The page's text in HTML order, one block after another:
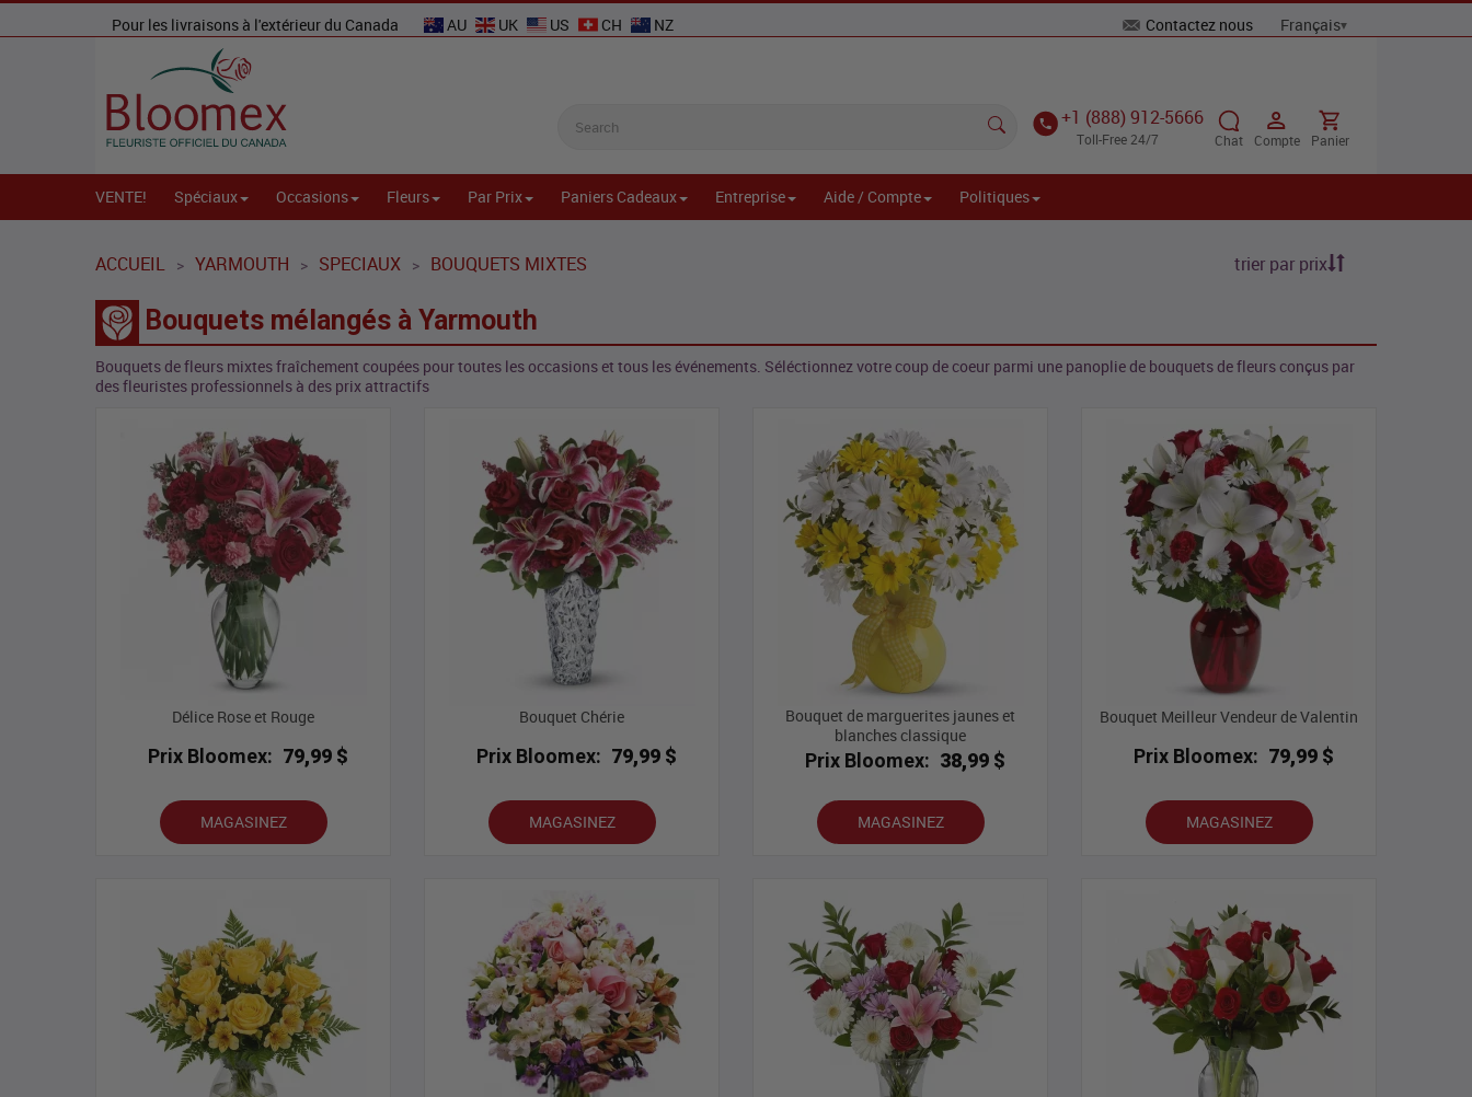
Pour les livraisons à l'extérieur du Canada AU UK US CH NZ Contactez nous
+1 (888) 912-5666
Toll-Free 24/7 Chat Compte Panier
VENTE! Spéciaux Occasions Fleurs Par Prix Paniers Cadeaux Entreprise Aide / Compte Politiques
ACCUEIL > YARMOUTH > SPECIAUX > BOUQUETS MIXTES trier par prix
Bouquets mélangés à Yarmouth
Bouquets de fleurs mixtes fraîchement coupées pour toutes les occasions et tous les événements. Séléctionnez votre coup de coeur parmi une panoplie de bouquets de fleurs conçus par
des fleuristes professionnels à des prix attractifs
Délice Rose et Rouge
Prix Bloomex: 79,99 $
MAGASINEZ
Bouquet Chérie
Prix Bloomex: 79,99 $
MAGASINEZ
Bouquet de marguerites jaunes et
blanches classique
Prix Bloomex: 38,99 $
MAGASINEZ
Bouquet Meilleur Vendeur de Valentin
Prix Bloomex: 79,99 $
MAGASINEZ